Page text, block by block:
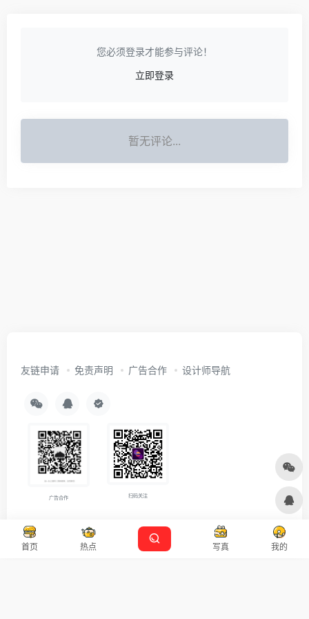
您必须登录才能参与评论！
立即登录
暂无评论...
首页 热点 写真 我的
友链申请 免责声明 广告合作 设计师导航
广告合作 扫码关注
Copyright © 2026沪ICP备2021007899号-5 Designed by 设计资源